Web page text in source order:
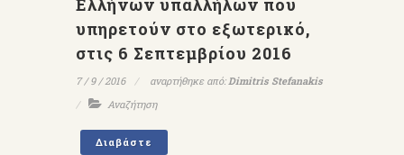
Ελλήνων υπαλλήλων που
υπηρετούν στο εξωτερικό,
στις 6 Σεπτεμβρίου 2016
7 / 9 / 2016 αναρτήθηκε από:Dimitris Stefanakis
Αναζήτηση
Διαβάστε